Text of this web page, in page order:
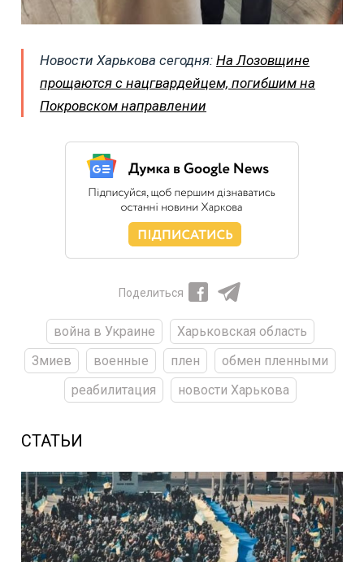
Новости Харькова сегодня: На Лозовщине
прощаются с нацгвардейцем, погибшим на
Покровском направлении
Поделиться
война в Украине
Харьковская область
Змиев
военные плен
обмен пленными
реабилитация
новости Харькова
СТАТЬИ